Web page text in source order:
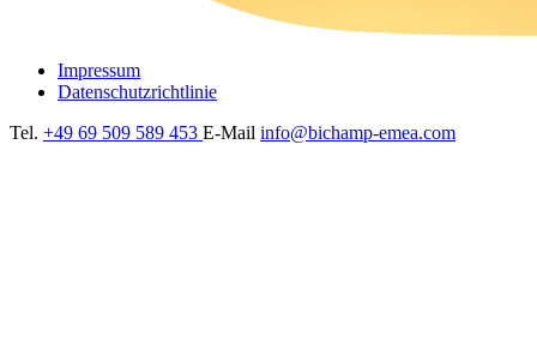
Impressum
Datenschutzrichtlinie
Tel. +49 69 509 589 453 E-Mail info@bichamp-emea.com